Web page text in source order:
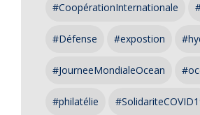
#CoopérationInternationale
#Défense #expostion
#JourneeMondialeOcean
#philatélie